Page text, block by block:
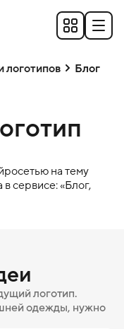
логотипов Блог
на тему
сервисе: «Блог,
логотип.
одежды, нужно